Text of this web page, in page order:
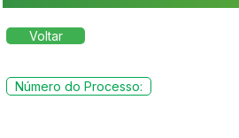
Voltar
Número do Processo: